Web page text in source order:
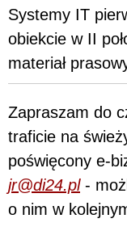
Systemy IT
obiekcie w II
materiał
Zapraszam do
traficie na
poświęcony e-
jr@di24.pl-
o nim w